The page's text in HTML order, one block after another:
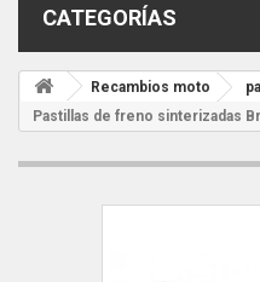
CATEGORÍAS
Recambios moto
Pastillas de freno sinterizadas